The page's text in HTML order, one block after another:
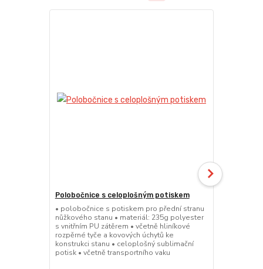
Polobočnice s celoplošným potiskem
• polobočnice s potiskem pro přední stranu
nůžkového stanu • materiál: 235g polyester
s vnitřním PU zátěrem • včetně hliníkové
rozpěrné tyče a kovových úchytů ke
konstrukci stanu • celoplošný sublimační
potisk • včetně transportního vaku